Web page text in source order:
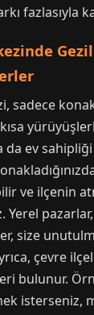
fazlasıyla
sadece
ev
ve ilçenin
Yerel
size
çevre
bulunur.
isterseniz,